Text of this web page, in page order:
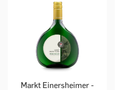
Markt Einersheimer -